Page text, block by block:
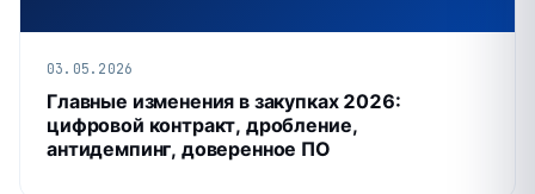
03.05.2026
Главные изменения в закупках 2026:
цифровой контракт, дробление,
антидемпинг, доверенное ПО